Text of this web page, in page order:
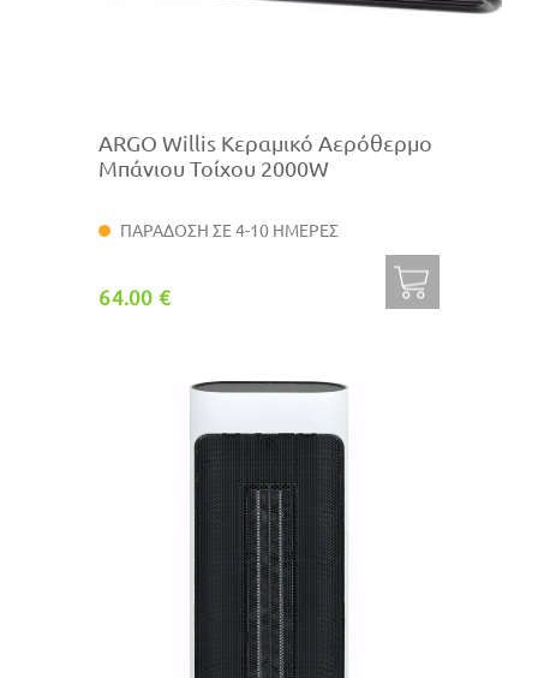
ARGO Willis Κεραμικό Αερόθερμο
Μπάνιου Τοίχου 2000W
ΠΑΡΑΔΟΣΗ ΣΕ 4-10 ΗΜΕΡΕΣ
64.00 €